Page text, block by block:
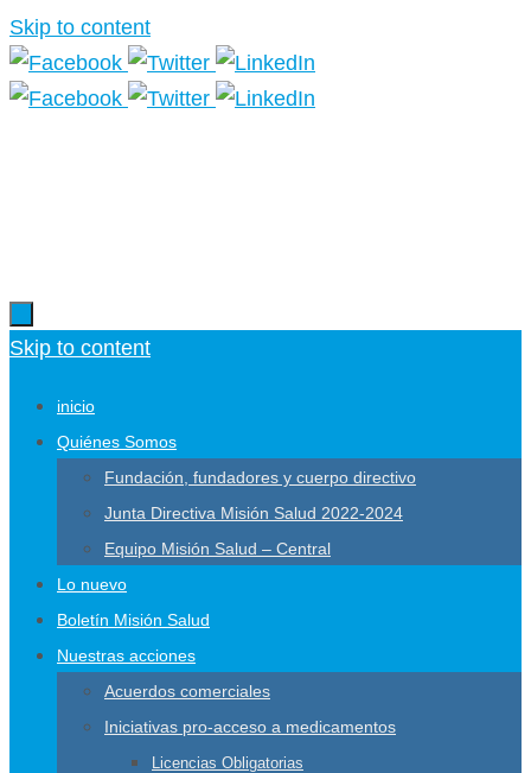
Skip to content
Skip to content
inicio
Quiénes Somos
Fundación, fundadores y cuerpo directivo
Junta Directiva Misión Salud 2022-2024
Equipo Misión Salud – Central
Lo nuevo
Boletín Misión Salud
Nuestras acciones
Acuerdos comerciales
Iniciativas pro-acceso a medicamentos
Licencias Obligatorias
Más información.